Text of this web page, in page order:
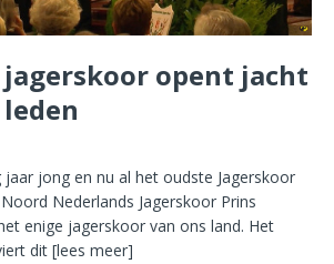
opent jacht
jong en nu al het oudste Jagerskoor
Nederlands Jagerskoor Prins
enige jagerskoor van ons land. Het
dit [lees meer]